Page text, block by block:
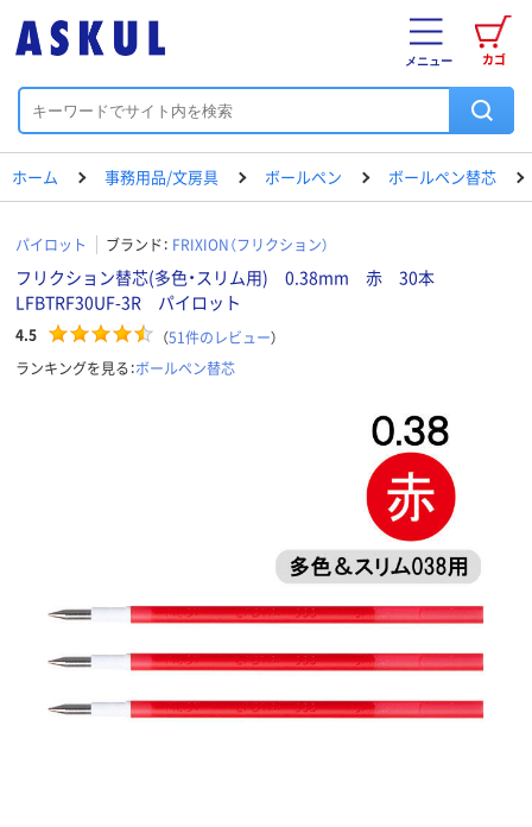
カゴ
メニュー
ホーム 事務用品/文房具 ボールペン ボールペン替芯
パイロット ブランド： FRIXION（フリクション）
フリクション替芯(多色・スリム用) 0.38mm 赤 30本
LFBTRF30UF-3R パイロット
4.5 （51件のレビュー）
ランキングを見る：ボールペン替芯